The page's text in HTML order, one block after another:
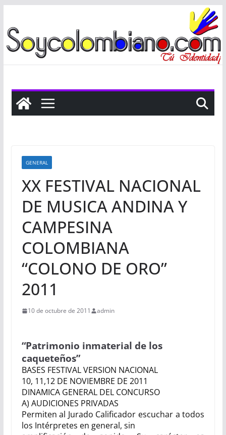
al
contenido
GENERAL
XX FESTIVAL NACIONAL
DE MUSICA ANDINA Y
CAMPESINA
COLOMBIANA
“COLONO DE ORO”
2011
10 de octubre de 2011 admin
“Patrimonio inmaterial de los
caqueteños”
BASES FESTIVAL VERSION NACIONAL
10, 11,12 DE NOVIEMBRE DE 2011
DINAMICA GENERAL DEL CONCURSO
A) AUDICIONES PRIVADAS
Permiten al Jurado Calificador escuchar a todos
los Intérpretes en general, sin